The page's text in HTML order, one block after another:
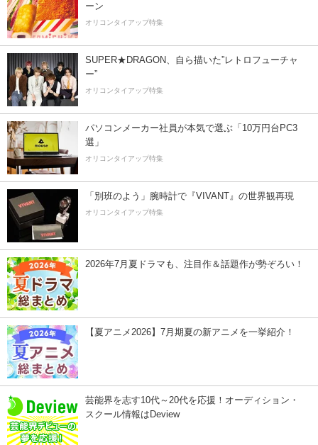
ーン
オリコンタイアップ特集
SUPER★DRAGON、自ら描いた”レトロフューチャ
ー”
オリコンタイアップ特集
パソコンメーカー社員が本気で選ぶ「10万円台PC3
選」
オリコンタイアップ特集
「別班のよう」腕時計で『VIVANT』の世界観再現
オリコンタイアップ特集
2026年7月夏ドラマも、注目作＆話題作が勢ぞろい！
【夏アニメ2026】7月期夏の新アニメを一挙紹介！
芸能界を志す10代～20代を応援！オーディション・
スクール情報はDeview